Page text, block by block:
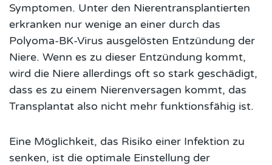
Symptomen. Unter den Nierentransplantierten
erkranken nur wenige an einer durch das
Polyoma-BK-Virus ausgelösten Entzündung der
Niere. Wenn es zu dieser Entzündung kommt,
wird die Niere allerdings oft so stark geschädigt,
dass es zu einem Nierenversagen kommt, das
Transplantat also nicht mehr funktionsfähig ist.
Eine Möglichkeit, das Risiko einer Infektion zu
senken, ist die optimale Einstellung der